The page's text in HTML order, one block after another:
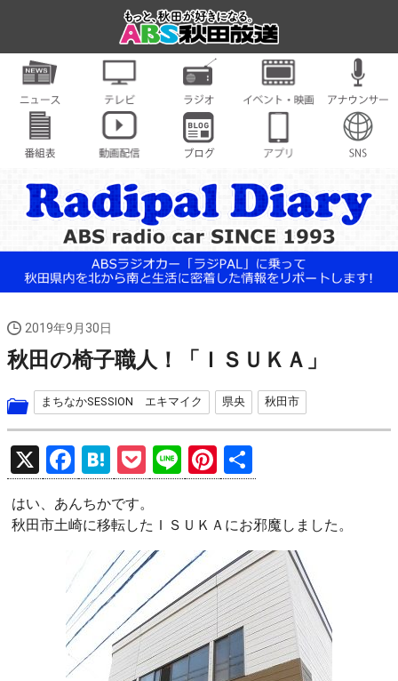
2019年9月30日
秋田の椅子職人！「ＩＳＵＫＡ」
まちなかSESSION エキマイク 県央 秋田市
X
F
a
ce
o
k
H
at
e
n
a
P
o
ck
et
Li
n
e
Pi
nt
er
es
t
有
はい、あんちかです。
秋田市土崎に移転したＩＳＵＫＡにお邪魔しました。